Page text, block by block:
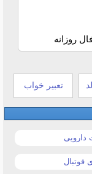
فال روزانه
تعبیر خواب
دارویی
فوتبال